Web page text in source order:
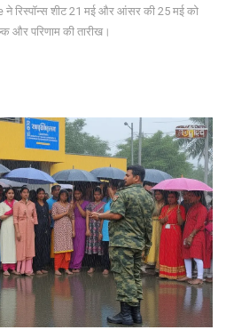
रिस्पॉन्स शीट 21 मई और आंसर की 25 मई को
और परिणाम की तारीख।